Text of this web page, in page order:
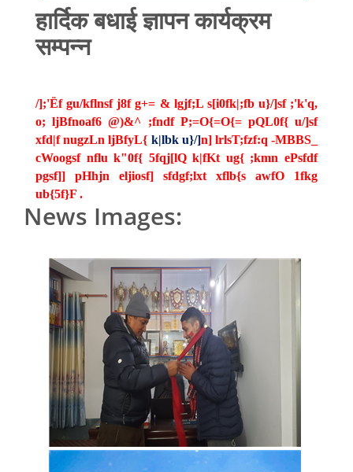
हार्दिक बधाई ज्ञापन कार्यक्रम
सम्पन्न
/];'Ëf gu/kflnsfj8f g+= & lgjf;Ls[i0fk|;fb u}/]sf ;'k'q,
o; ljBfnoaf6 @)&^ ;fndfP;=O{=O{= pQL0f{ u/]sf
xfd|f nugzLn ljBfyL{ k|lbku}/]n] lrlsT;fzf:q -MBBS
cWoogsf nflu k"0f{ 5fqj[lQ k|fKt ug{ ;kmn ePsfdf
pgsf]] pHhjn eljiosf] sfdgf;lxt xflb{s awfO 1fkg
ub{5f}F .
News Images: